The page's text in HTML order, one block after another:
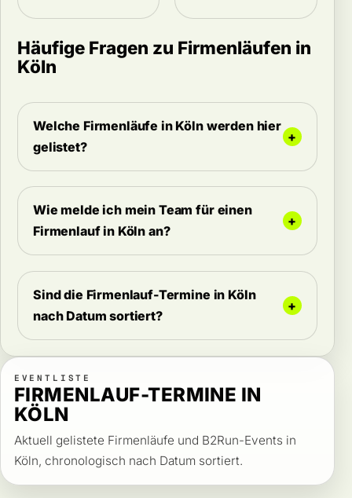
Häufige Fragen zu Firmenläufen in
Köln
Welche Firmenläufe in Köln werden hier
gelistet?
Wie melde ich mein Team für einen
Firmenlauf in Köln an?
Sind die Firmenlauf-Termine in Köln
nach Datum sortiert?
EVENTLISTE
FIRMENLAUF-TERMINE IN
KÖLN
Aktuell gelistete Firmenläufe und B2Run-Events in
Köln, chronologisch nach Datum sortiert.